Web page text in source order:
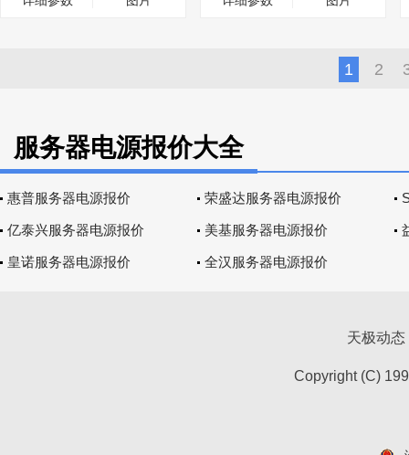
1 2
服务器电源报价大全
惠普服务器电源报价 荣盛达服务器电源报价
亿泰兴服务器电源报价 美基服务器电源报价
皇诺服务器电源报价 全汉服务器电源报价
天极动态
Copyright (C)